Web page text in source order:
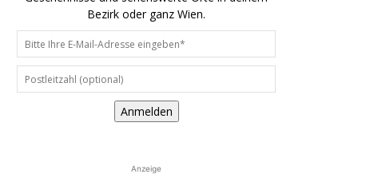
Bezirk oder ganz Wien.
Anmelden
Anzeige